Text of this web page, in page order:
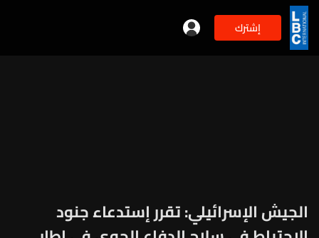
إشترك
الجيش الإسرائيلي: تقرر إستدعاء جنود